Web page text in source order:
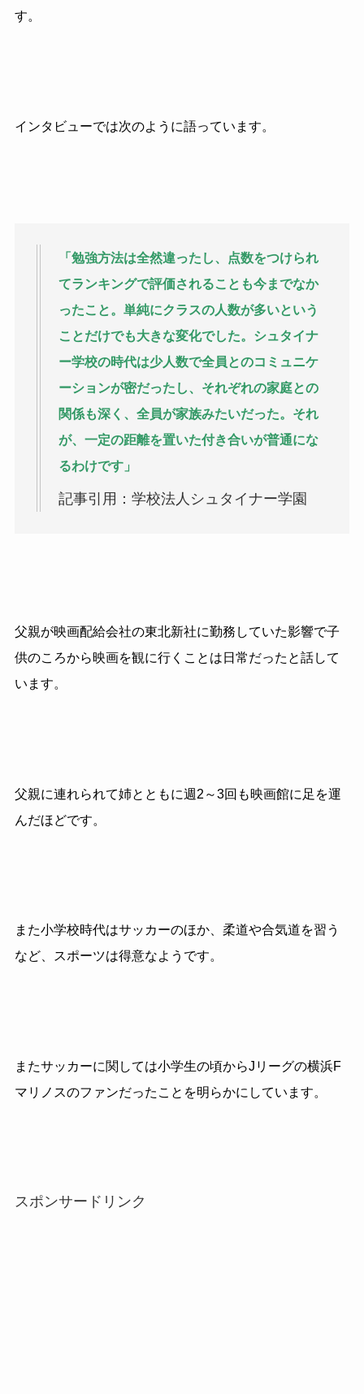
す。
インタビューでは次のように語っています。
「勉強方法は全然違ったし、点数をつけられ
てランキングで評価されることも今までなか
ったこと。単純にクラスの人数が多いという
ことだけでも大きな変化でした。シュタイナ
ー学校の時代は少人数で全員とのコミュニケ
ーションが密だったし、それぞれの家庭との
関係も深く、全員が家族みたいだった。それ
が、一定の距離を置いた付き合いが普通にな
るわけです」
記事引用：学校法人シュタイナー学園
父親が映画配給会社の東北新社に勤務していた影響で子
供のころから映画を観に行くことは日常だったと話して
います。
父親に連れられて姉とともに週2～3回も映画館に足を運
んだほどです。
また小学校時代はサッカーのほか、柔道や合気道を習う
など、スポーツは得意なようです。
またサッカーに関しては小学生の頃からJリーグの横浜F
マリノスのファンだったことを明らかにしています。
スポンサードリンク